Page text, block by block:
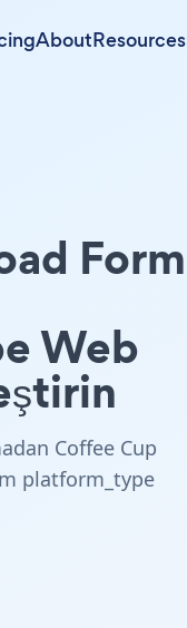
AboutResources
Form
Web
Coffee Cup
platform_type